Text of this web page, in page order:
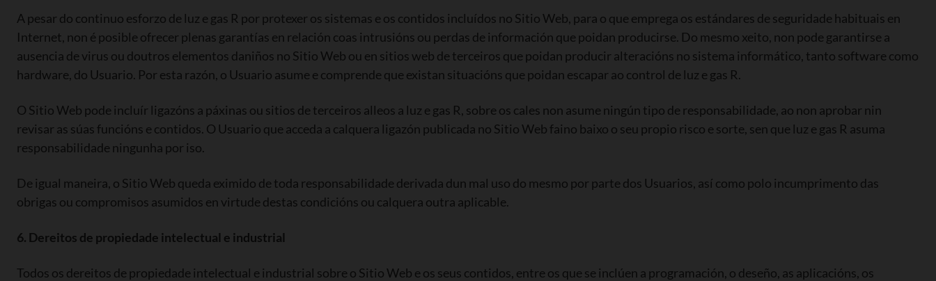
A pesar do continuo esforzo de luz e gas R por protexer os sistemas e os contidos incluídos no Sitio Web, para o que emprega os estándares de seguridade habituais en
Internet, non é posible ofrecer plenas garantías en relación coas intrusións ou perdas de información que poidan producirse. Do mesmo xeito, non pode garantirse a
ausencia de virus ou doutros elementos daniños no Sitio Web ou en sitios web de terceiros que poidan producir alteracións no sistema informático, tanto software como
hardware, do Usuario. Por esta razón, o Usuario asume e comprende que existan situacións que poidan escapar ao control de luz e gas R.
O Sitio Web pode incluír ligazóns a páxinas ou sitios de terceiros alleos a luz e gas R, sobre os cales non asume ningún tipo de responsabilidade, ao non aprobar nin
revisar as súas funcións e contidos. O Usuario que acceda a calquera ligazón publicada no Sitio Web faino baixo o seu propio risco e sorte, sen que luz e gas R asuma
responsabilidade ningunha por iso.
De igual maneira, o Sitio Web queda eximido de toda responsabilidade derivada dun mal uso do mesmo por parte dos Usuarios, así como polo incumprimento das
obrigas ou compromisos asumidos en virtude destas condicións ou calquera outra aplicable.
6. Dereitos de propiedade intelectual e industrial
Todos os dereitos de propiedade intelectual e industrial sobre o Sitio Web e os seus contidos, entre os que se inclúen a programación, o deseño, as aplicacións, os